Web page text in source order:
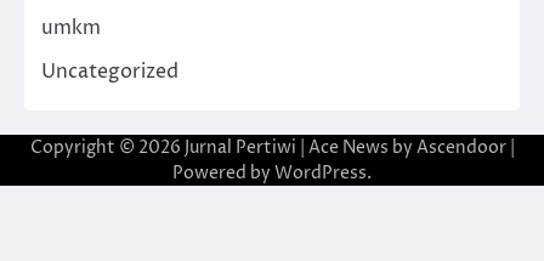
umkm
Uncategorized
Copyright © 2026 Jurnal Pertiwi | Ace News by Ascendoor|
Powered by WordPress.